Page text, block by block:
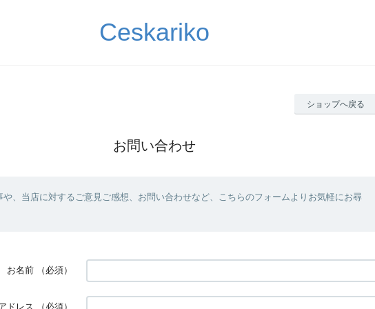
Ceskariko
ショップへ戻る
お問い合わせ
や、当店に対するご意見ご感想、お問い合わせなど、こちらのフォームよりお気軽にお尋
お名前 （必須）
ドレス （必須）